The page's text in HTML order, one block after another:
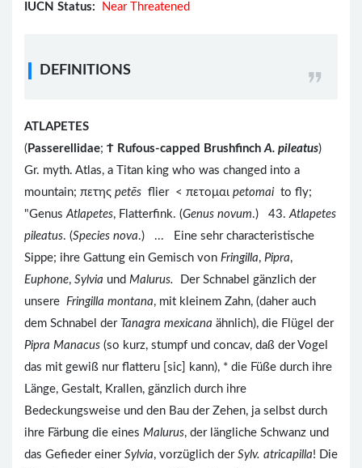
IUCN Status:
Near Threatened
DEFINITIONS
ATLAPETES
( Passerellidae; Ϯ Rufous-capped Brushfinch A. pileatus)
Gr. myth. Atlas, a Titan king who was changed into a
mountain; πετης petēs flier < πετομαι petomai to fly;
"GenusAtlapetes, Flatterfink. (Genus novum.) 43.Atlapetes
pileatus. (Species nova.) ... Eine sehr characteristische
Sippe; ihre Gattung ein Gemisch von Fringilla, Pipra,
Euphone, Sylvia und Malurus.
Der Schnabel gänzlich der
unsere Fringilla montana, mit kleinem Zahn, (daher auch
dem Schnabel der Tanagra mexicana ähnlich), die Flügel der
Pipra Manacus (so kurz, stumpf und concav, daß der Vogel
das mit gewiß nur flatteru [sic] kann), * die Füße durch ihre
Länge, Gestalt, Krallen, gänzlich durch ihre
Bedeckungsweise und den Bau der Zehen, ja selbst durch
ihre Färbung die eines Malurus, der längliche Schwanz und
das Gefieder einer Sylvia, vorzüglich der Sylv. atricapilla! Die